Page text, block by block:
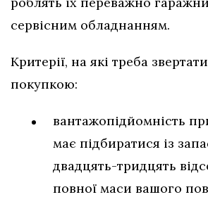
сервісним обладнанням.
Критерії, на які треба
покупкою:
вантажопідйомність
має підбиратися із
двадцять-тридцять
повної маси вашого